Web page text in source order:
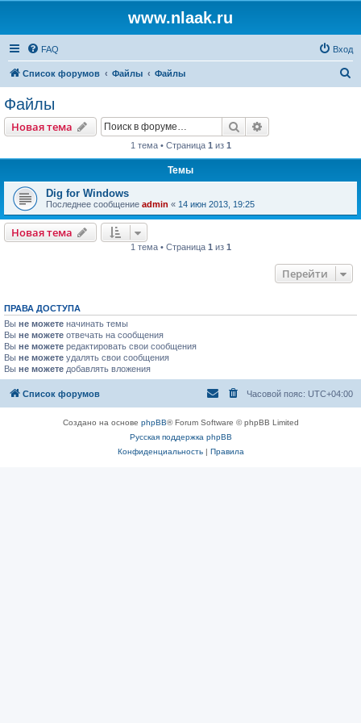
www.nlaak.ru
FAQ Вход
Список форумов Файлы Файлы
Файлы
Новая тема Поиск
1 тема • Страница 1 из 1
Темы
Dig for Windows
Последнее сообщение admin « 14 июн 2013, 19:25
Новая тема
1 тема • Страница 1 из 1
Перейти
ПРАВА ДОСТУПА
Вы не можете начинать темы
Вы не можете отвечать на сообщения
Вы не можете редактировать свои сообщения
Вы не можете удалять свои сообщения
Вы не можете добавлять вложения
Список форумов Часовой пояс: UTC+04:00
Создано на основе phpBB® Forum Software © phpBB Limited
Русская поддержка phpBB
Конфиденциальность| Правила